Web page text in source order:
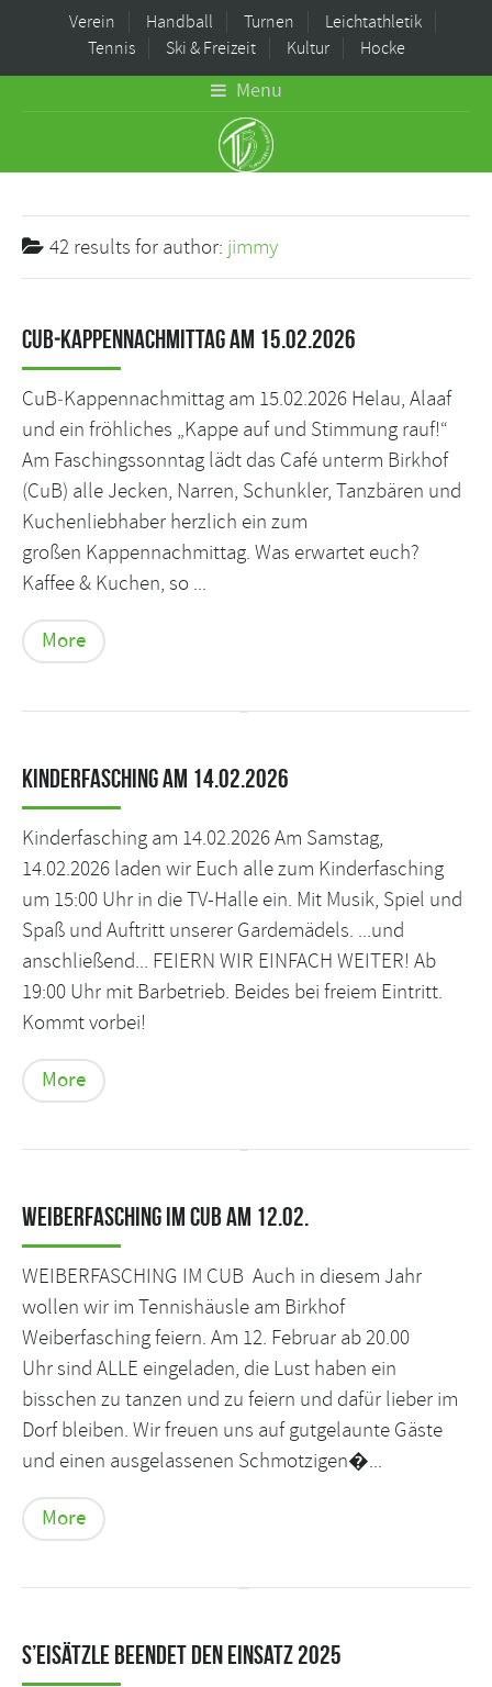
Verein Handball Turnen
Leichtathletik
Tennis
Ski & Freizeit Kultur Hocke
Menu
42 results for author: jimmy
CuB‑Kappennachmittag am 15.02.2026
CuB‑Kappennachmittag am 15.02.2026 Helau, Alaaf
und ein fröhliches „Kappe auf und Stimmung rauf!“
Am Faschingssonntag lädt das Café unterm Birkhof
(CuB) alle Jecken, Narren, Schunkler, Tanzbären und
Kuchenliebhaber herzlich ein zum
großen Kappennachmittag. Was erwartet euch?
Kaffee & Kuchen, so ...
More
Kinderfasching am 14.02.2026
Kinderfasching am 14.02.2026 Am Samstag,
14.02.2026 laden wir Euch alle zum Kinderfasching
um 15:00 Uhr in die TV-Halle ein. Mit Musik, Spiel und
Spaß und Auftritt unserer Gardemädels. ...und
anschließend... FEIERN WIR EINFACH WEITER! Ab
19:00 Uhr mit Barbetrieb. Beides bei freiem Eintritt.
Kommt vorbei!
More
Weiberfasching im CuB am 12.02.
WEIBERFASCHING IM CUB Auch in diesem Jahr
wollen wir im Tennishäusle am Birkhof
Weiberfasching feiern. Am 12. Februar ab 20.00
Uhr sind ALLE eingeladen, die Lust haben ein
bisschen zu tanzen und zu feiern und dafür lieber im
Dorf bleiben. Wir freuen uns auf gutgelaunte Gäste
und einen ausgelassenen Schmotzigen�...
More
s’Eisätzle beendet den Einsatz 2025